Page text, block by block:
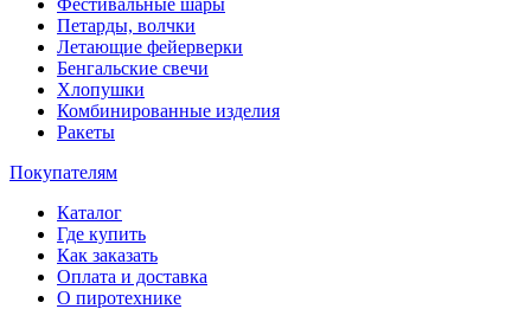
Петарды, волчки
Летающие фейерверки
Бенгальские свечи
Хлопушки
Комбинированные изделия
Ракеты
Покупателям
Каталог
Где купить
Как заказать
Оплата и доставка
О пиротехнике